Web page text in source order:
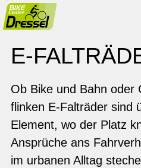
E-
Ob Bike und Bahn oder
flinken E-Falträder sind
Element, wo der Platz
Ansprüche ans
im urbanen Alltag